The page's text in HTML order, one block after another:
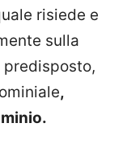
risiede e
sulla
predisposto,
,